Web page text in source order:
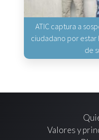
ATIC captura a
ciudadano por
de
Valores y